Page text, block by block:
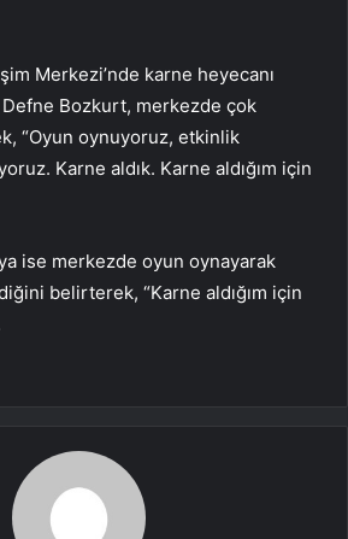
Merkezi’nde karne heyecanı
Defne Bozkurt, merkezde çok
“Oyun oynuyoruz, etkinlik
Karne aldık. Karne aldığım için
ise merkezde oyun oynayarak
belirterek, “Karne aldığım için